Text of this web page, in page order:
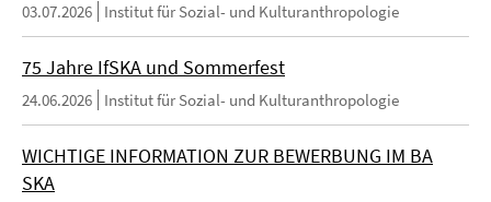
03.07.2026 Institut für Sozial- und Kulturanthropologie
75 Jahre IfSKA und Sommerfest
24.06.2026 Institut für Sozial- und Kulturanthropologie
WICHTIGE INFORMATION ZUR BEWERBUNG IM BA
SKA